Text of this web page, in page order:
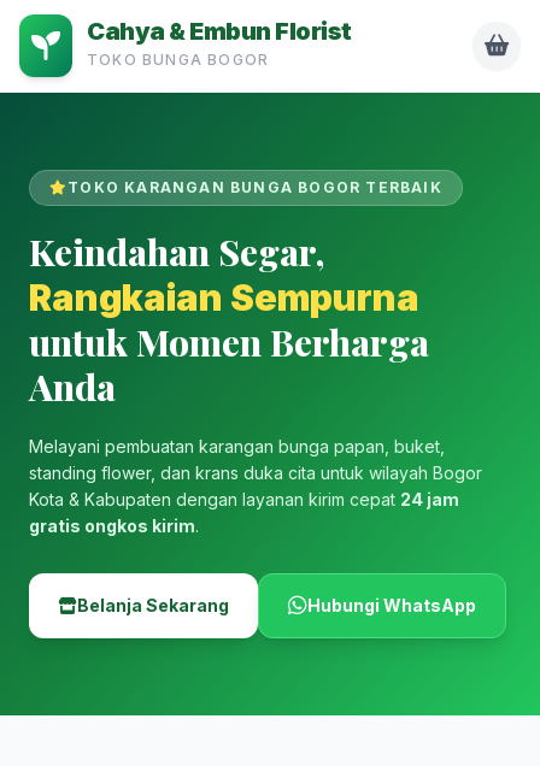
Cahya & Embun Florist
TOKO BUNGA BOGOR
TOKO KARANGAN BUNGA BOGOR TERBAIK
Keindahan Segar,
Rangkaian Sempurna
untuk Momen Berharga
Anda
Melayani pembuatan karangan bunga papan, buket,
standing flower, dan krans duka cita untuk wilayah Bogor
Kota & Kabupaten dengan layanan kirim cepat 24 jam
gratis ongkos kirim.
Belanja Sekarang Hubungi WhatsApp